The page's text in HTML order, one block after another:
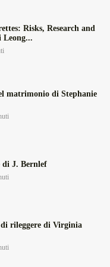
Risks, Research and
Leong...
matrimonio di Stephanie
di J. Bernlef
di rileggere di Virginia